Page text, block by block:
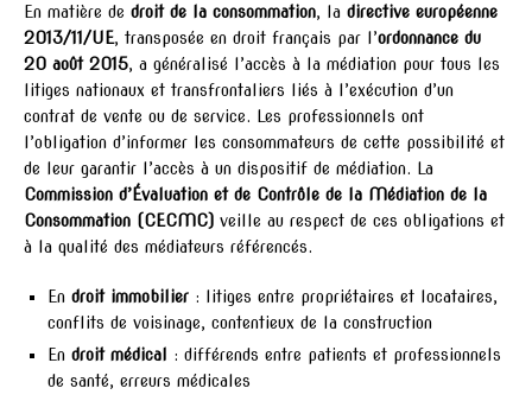
En matière de droit de la consommation, la directive européenne
2013/11/UE, transposée en droit français par l’ordonnance du
20 août 2015, a généralisé l’accès à la médiation pour tous les
litiges nationaux et transfrontaliers liés à l’exécution d’un
contrat de vente ou de service. Les professionnels ont
l’obligation d’informer les consommateurs de cette possibilité et
de leur garantir l’accès à un dispositif de médiation. La
Commission d’Évaluation et de Contrôle de la Médiation de la
Consommation (CECMC) veille au respect de ces obligations et
à la qualité des médiateurs référencés.
En droit immobilier : litiges entre propriétaires et locataires,
conflits de voisinage, contentieux de la construction
En droit médical
: différends entre patients et professionnels
de santé, erreurs médicales